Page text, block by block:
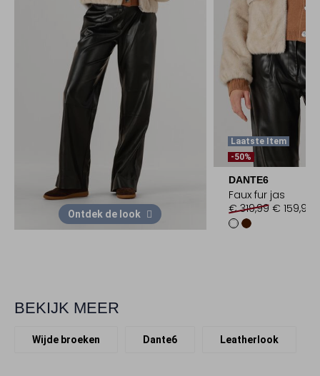
Ontdek de look
Laatste Item
-50%
DANTE6
Faux fur jas
€ 319,99 € 159,99
BEKIJK MEER
Wijde broeken Dante6 Leatherlook